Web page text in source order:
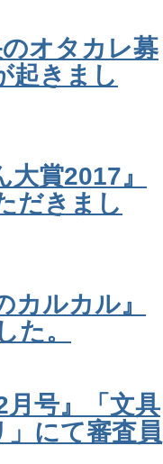
オタカレ募
起きまし
賞2017』
だきまし
カルカル』
た。
月号』「文具
にて審査員